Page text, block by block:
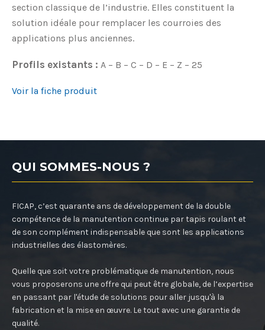
section classique de l’industrie. Elles constituent la
solution idéale pour remplacer les courroies des
applications plus anciennes.
Profils existants : A – B – C – D – E – Z – 25
Voir la fiche produit
QUI SOMMES-NOUS ?
FICAP, c’est quarante ans de développement de la double
compétence de la manutention continue par tapis roulant et
de son complément indispensable que sont les applications
industrielles des élastomères.
Quelle que soit votre problématique de manutention, nous
vous proposerons une offre qui peut être globale, de l’expertise
en passant par l'étude de solutions pour aller jusqu'à la
fabrication et la mise en œuvre. Le tout avec une garantie de
qualité.